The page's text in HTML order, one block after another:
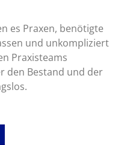
es Praxen, benötigte
und unkompliziert
Praxisteams
den Bestand und der